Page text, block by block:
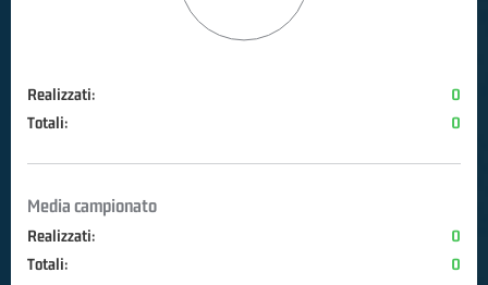
Realizzati:
0
Totali:
0
Media campionato
Realizzati:
0
Totali:
0